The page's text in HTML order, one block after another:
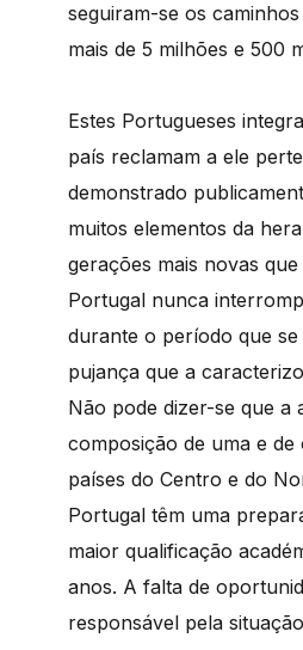
seguiram-se os
mais de 5 milhões e 500
Estes Portugueses
país reclamam a ele
demonstrado
muitos elementos da
gerações mais novas
Portugal nunca
durante o período que
pujança que a
Não pode dizer-se que a
composição de uma e
países do Centro e do
Portugal têm uma
maior qualificação
anos. A falta de
responsável pela